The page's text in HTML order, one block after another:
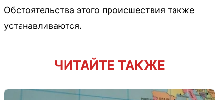
Обстоятельства этого происшествия также
устанавливаются.
ЧИТАЙТЕ ТАКЖЕ